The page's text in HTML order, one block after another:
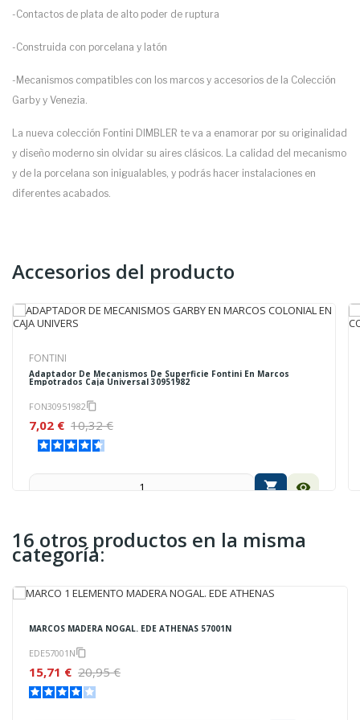
-Contactos de plata de alto poder de ruptura
-Construida con porcelana y latón
-Mecanismos compatibles con los marcos y accesorios de la Colección
Garby y Venezia.
La nueva colección Fontini DIMBLER te va a enamorar por su originalidad
y diseño moderno sin olvidar su aires clásicos. La calidad del mecanismo
y de la porcelana son inigualables, y podrás hacer instalaciones en
diferentes acabados.
Accesorios del producto
FONTINI
Adaptador De Mecanismos De Superficie Fontini En Marcos
Empotrados Caja Universal 30951982
FON30951982content_copy
7,02 € 10,32 €
shopping_cart visibility
16 otros productos en la misma
categoría:
MARCOS MADERA NOGAL. EDE ATHENAS 57001N
EDE57001Ncontent_copy
15,71 € 20,95 €